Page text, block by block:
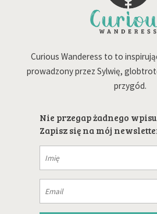
Curious Wanderess to to
prowadzony przez Sylwię,
przygód.
Nie przegap żadnego
Zapisz się na mój